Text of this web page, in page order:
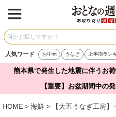
人気ワード お中元 うなぎ 上半期ラン
熊本県で発生した地震に伴う
【重要】お盆期間中
HOME 海鮮 【大五うなぎ工房